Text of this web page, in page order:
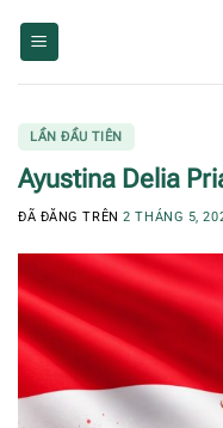
LẦN ĐẦU TIÊN
Ayustina Delia
ĐÃ ĐĂNG TRÊN2 THÁNG 5,